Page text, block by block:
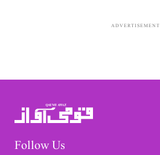
ADVERTISEMENT
Follow Us